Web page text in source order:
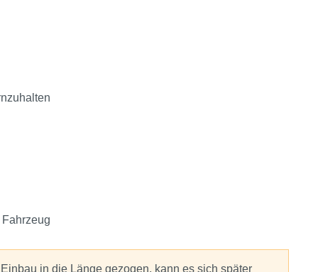
in die Länge gezogen, kann es sich später